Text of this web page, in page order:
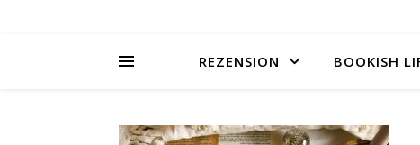
REZENSION BOOKISH